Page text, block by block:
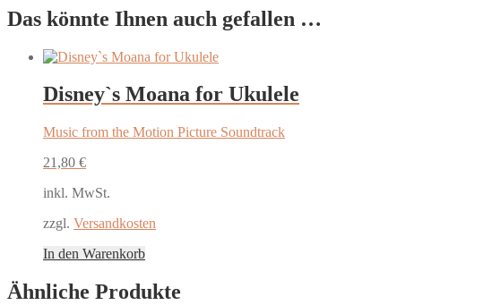
Das könnte Ihnen auch gefallen …
Disney`s Moana for Ukulele
Music from the Motion Picture Soundtrack
21,80 €
inkl. MwSt.
zzgl. Versandkosten
In den Warenkorb
Ähnliche Produkte